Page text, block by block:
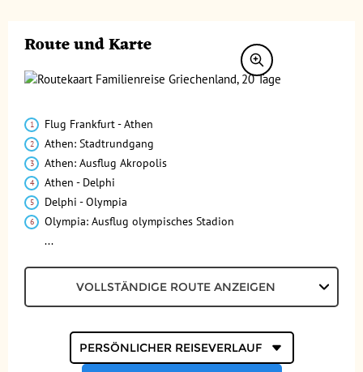
TERMINE | PREISE
REZENSIONEN
Unterkunft
Transport
Ausflüge
Geld
BUCHEN
Route und Karte
Flug Frankfurt - Athen
Athen: Stadtrundgang
Athen: Ausflug Akropolis
Athen - Delphi
Delphi - Olympia
Olympia: Ausflug olympisches Stadion
...
VOLLSTÄNDIGE ROUTE ANZEIGEN
Reiseverlauf